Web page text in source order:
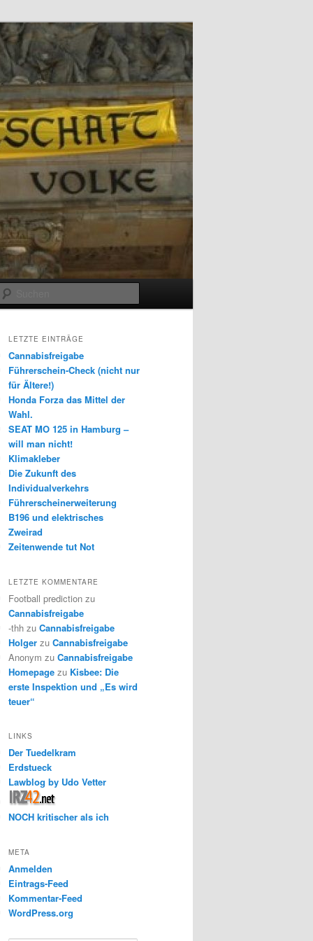
LETZTE EINTRÄGE
Cannabisfreigabe
Führerschein-Check (nicht nur
für Ältere!)
Honda Forza das Mittel der
Wahl.
SEAT MO 125 in Hamburg –
will man nicht!
Klimakleber
Die Zukunft des
Individualverkehrs
Führerscheinerweiterung
B196 und elektrisches
Zweirad
Zeitenwende tut Not
LETZTE KOMMENTARE
Football prediction zu
Cannabisfreigabe
-thh zu Cannabisfreigabe
Holger zu Cannabisfreigabe
Anonym zu Cannabisfreigabe
Homepage zu Kisbee: Die
erste Inspektion und „Es wird
teuer“
LINKS
Der Tuedelkram
Erdstueck
Lawblog by Udo Vetter
NOCH kritischer als ich
META
Anmelden
Eintrags-Feed
Kommentar-Feed
WordPress.org